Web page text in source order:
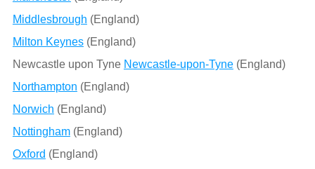
Middlesbrough (England)
Milton Keynes(England)
Newcastle upon Tyne Newcastle-upon-Tyne(England)
Northampton (England)
Norwich (England)
Nottingham(England)
Oxford (England)